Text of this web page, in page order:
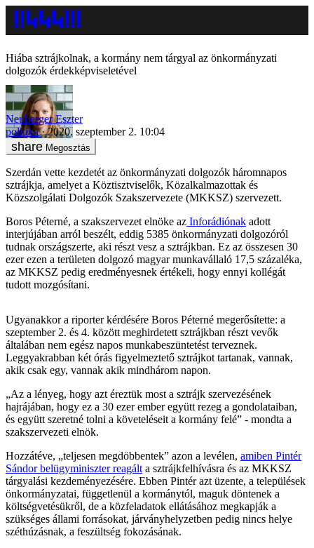
Hiába sztrájkolnak, a kormány nem tárgyal az önkormányzati
dolgozók érdekképviseletével
Neuberger Eszter
politika
2020. szeptember 2. 10:04
Megosztás
Szerdán vette kezdetét az önkormányzati dolgozók háromnapos
sztrájkja, amelyet a Köztisztviselők, Közalkalmazottak és
Közszolgálati Dolgozók Szakszervezete (MKKSZ) szervezett.
Boros Péterné, a szakszervezet elnöke az Inforádiónak adott
interjújában arról beszélt, eddig 5385 önkormányzati dolgozóról
tudnak országszerte, aki részt vesz a sztrájkban. Ez az összesen 30
ezer ezen a területen dolgozó magyar munkavállaló 17,5 százaléka,
az MKKSZ pedig eredményesnek értékeli, hogy ennyi kollégát
tudott mozgósítani.
Ugyanakkor a riporter kérdésére Boros Péterné megerősítette: a
szeptember 2. és 4. között meghirdetett sztrájkban részt vevők
általában nem egész napos munkabeszüntetést terveznek.
Leggyakrabban két órás figyelmeztető sztrájkot tartanak, vannak,
akik csak egy, vannak akik mindhárom napon.
„Az a lényeg, hogy azt éreztük most a sztrájk szervezésének
hajrájában, hogy ez a 30 ezer ember együtt rezeg a gondolataiban,
és együtt szeretné tolni a követeléseit a kormány felé” - mondta a
szakszervezeti elnök.
Hozzátéve, „teljesen megdöbbentek” azon a levélen, amiben Pintér
Sándor belügyminiszter reagált a sztrájkfelhívásra és az MKKSZ
tárgyalási kezdeményezésére. Ebben Pintér azt üzente, a települések
önkormányzatai, függetlenül a kormánytól, maguk döntenek a
költségvetésükről, de a közfeladatok ellátásához megkapják a
szükséges állami forrásokat, járványhelyzetben pedig nincs helye
széthúzásnak, a feszültség fokozásának.